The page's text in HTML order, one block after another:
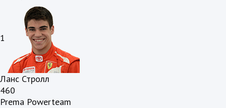
1
Ланс Стролл
460
Prema Powerteam